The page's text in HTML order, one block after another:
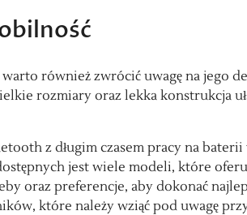
warto również zwrócić uwagę na jego
rozmiary oraz lekka konstrukcja
z długim czasem pracy na
jest wiele modeli, które
oraz preferencje, aby dokonać
które należy wziąć pod uwagę